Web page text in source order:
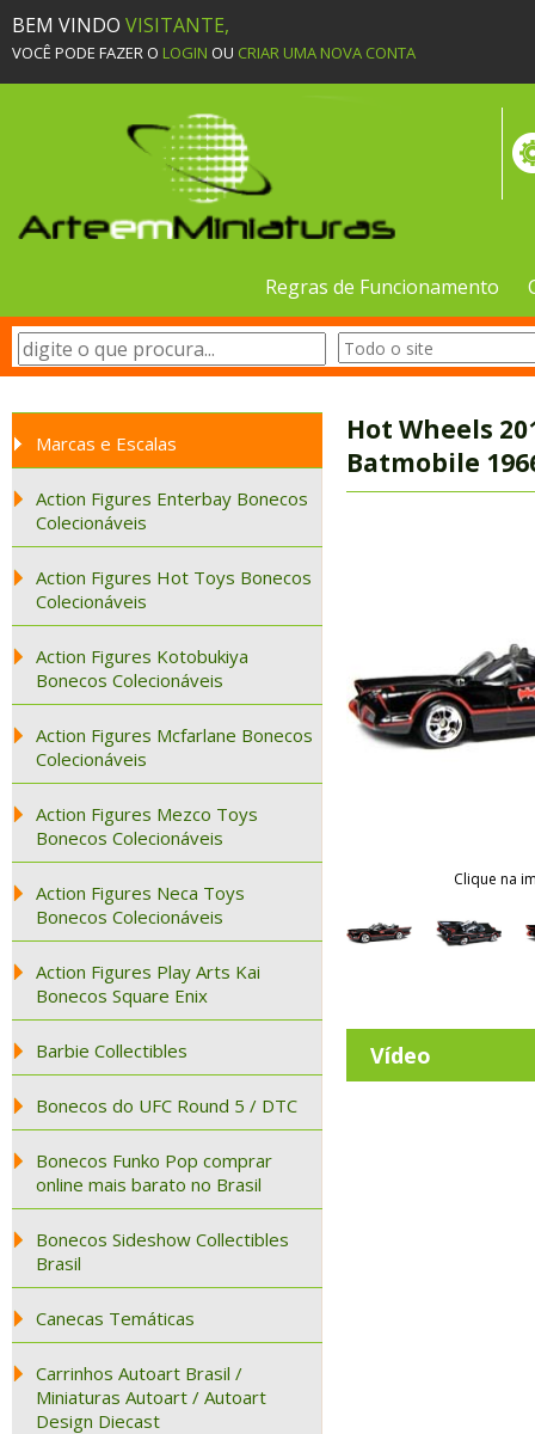
BEM VINDO VISITANTE,
VOCÊ PODE FAZER O LOGIN OU CRIAR UMA NOVA CONTA
Regras de Funcionamento
Marcas e Escalas
Action Figures Enterbay Bonecos
Colecionáveis
Action Figures Hot Toys Bonecos
Colecionáveis
Action Figures Kotobukiya
Bonecos Colecionáveis
Action Figures Mcfarlane Bonecos
Colecionáveis
Action Figures Mezco Toys
Bonecos Colecionáveis
Action Figures Neca Toys
Bonecos Colecionáveis
Action Figures Play Arts Kai
Bonecos Square Enix
Barbie Collectibles
Bonecos do UFC Round 5 / DTC
Bonecos Funko Pop comprar
online mais barato no Brasil
Bonecos Sideshow Collectibles
Brasil
Canecas Temáticas
Carrinhos Autoart Brasil /
Miniaturas Autoart / Autoart
Design Diecast
Hot Wheels
Batmobile
Clique na
Vídeo